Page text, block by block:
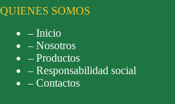
QUIENES SOMOS
– Inicio
– Nosotros
– Productos
– Responsabilidad social
– Contactos